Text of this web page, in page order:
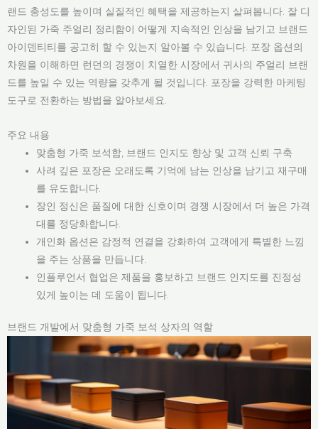
랜드 충성도를 높이며 실질적인 혜택을 제공하는지 살펴봅니다. 잘 디
자인된 가죽 주얼리 정리함이 어떻게 지속적인 인상을 남기고 브랜드
아이덴티티를 공고히 할 수 있는지 알아볼 수 있습니다. 포장 옵션의
차원을 이해하면 런던의 경쟁이 치열한 시장에서 귀사의 주얼리 브랜
드를 높일 수 있는 역량을 갖추게 될 것입니다. 포장을 강력한 마케팅
도구로 전환하는 방법을 알아보세요.
주요 내용
맞춤형 가죽 보석함, 브랜드 인지도 향상 및 고객 신뢰 구축
사려 깊은 포장은 오래도록 기억에 남는 인상을 남기고 재구매
를 유도합니다.
장인 정신은 품질에 대한 신호이며 경쟁 시장에서 더 높은 가격
대를 정당화합니다.
개인화 옵션은 감정적 연결을 강화하여 고객에게 특별한 느낌
을 주는 상품을 만듭니다.
인플루언서 협업은 제품을 홍보하고 브랜드 인지도를 진정성
있게 높이는 데 도움이 됩니다.
브랜드 개발에서 맞춤형 가죽 보석 상자의 역할